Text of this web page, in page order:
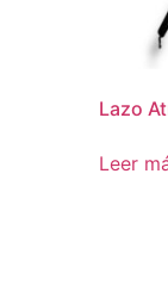
Lazo
Leer